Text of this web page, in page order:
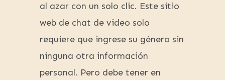
al azar con un solo clic. Este sitio
web de chat de video solo
requiere que ingrese su género sin
ninguna otra información
personal. Pero debe tener en